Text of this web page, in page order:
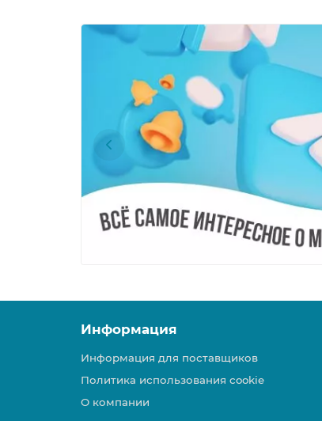
Информация
Информация для поставщиков
Политика использования cookie
О компании